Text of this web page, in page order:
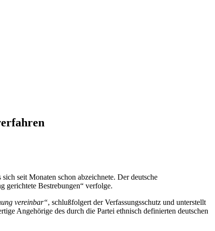
seit Monaten schon abzeichnete. Der deutsche
gerichtete Bestrebungen“ verfolge.
vereinbar“, schlußfolgert der Verfassungsschutz und unterstellt
Angehörige des durch die Partei ethnisch definierten deutschen